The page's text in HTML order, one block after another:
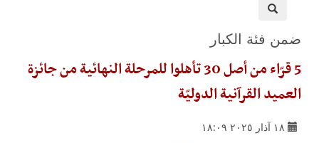
ضمن فئة الكبار
5 قرّاء من أصل 30 تأهلوا للمرحلة النهائية من جائزة
العميد القرآنية الدوليّة
١٨ آذار ٢٠٢٥ ١٨:٠٩